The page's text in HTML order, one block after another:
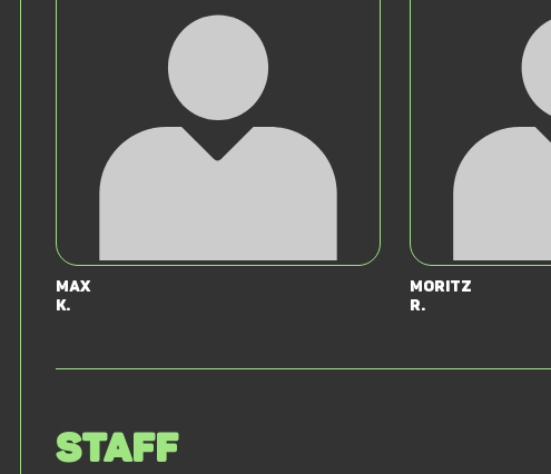
Max
K.
Moritz
R.
Staff